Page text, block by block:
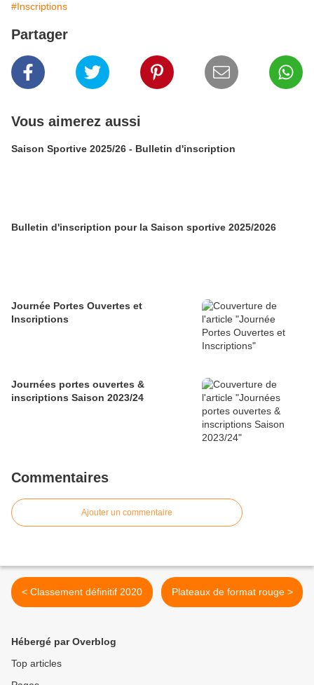
#Inscriptions
Partager
Vous aimerez aussi
Saison Sportive 2025/26 - Bulletin d'inscription
Bulletin d'inscription pour la Saison sportive 2025/2026
Journée Portes Ouvertes et
Inscriptions
Journées portes ouvertes &
inscriptions Saison 2023/24
Commentaires
Ajouter un commentaire
< Classement définitif 2020 Plateaux de format rouge >
Hébergé par Overblog
Top articles